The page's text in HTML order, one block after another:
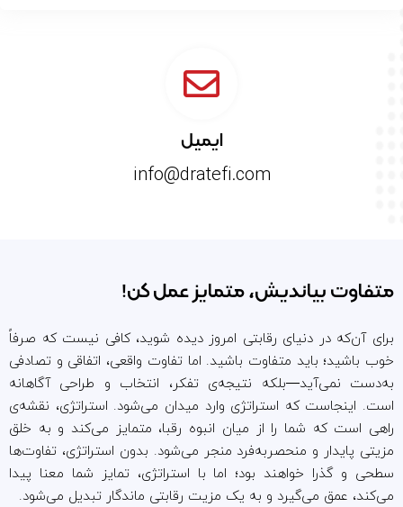
ایمیل
info@dratefi.com
متفاوت بیاندیش، متمایز عمل کن!
برای آن‌که در دنیای رقابتی امروز دیده شوید، کافی نیست که صرفاً
خوب باشید؛ باید متفاوت باشید. اما تفاوت واقعی، اتفاقی و تصادفی
به‌دست نمی‌آید—بلکه نتیجه‌ی تفکر، انتخاب و طراحی آگاهانه
است. اینجاست که استراتژی وارد میدان می‌شود. استراتژی، نقشه‌ی
راهی است که شما را از میان انبوه رقبا، متمایز می‌کند و به خلق
مزیتی پایدار و منحصر‌به‌فرد منجر می‌شود. بدون استراتژی، تفاوت‌ها
سطحی و گذرا خواهند بود؛ اما با استراتژی، تمایز شما معنا پیدا
می‌کند، عمق می‌گیرد و به یک مزیت رقابتی ماندگار تبدیل می‌شود.